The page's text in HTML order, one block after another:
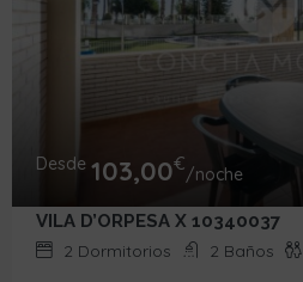
Desde 103,00€/noche
VILA D’ORPESA X 10340037
2 Dormitorios 2 Baños